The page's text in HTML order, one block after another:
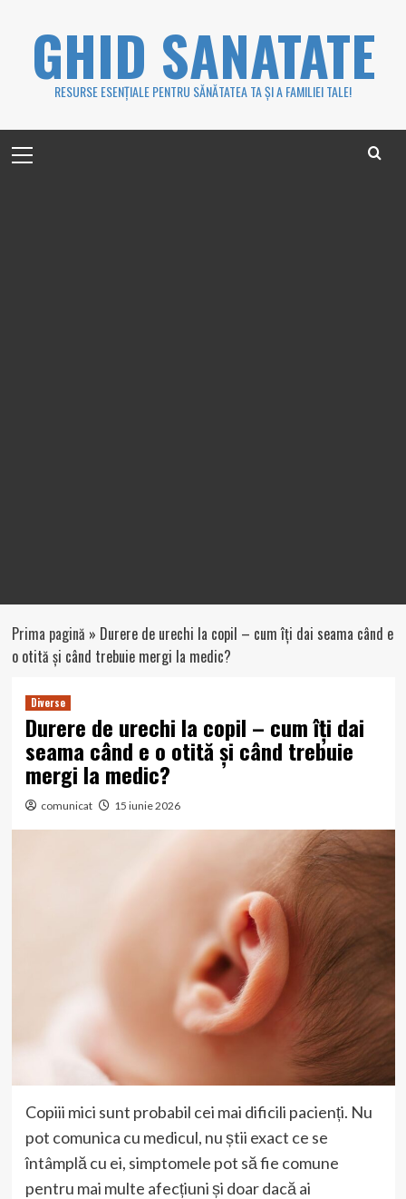
GHID SANATATE
RESURSE ESENȚIALE PENTRU SĂNĂTATEA TA ȘI A FAMILIEI TALE!
Menu
Prima pagină » Durere de urechi la copil – cum îți dai seama când e
o otită și când trebuie mergi la medic?
Diverse
Durere de urechi la copil – cum îți dai
seama când e o otită și când trebuie
mergi la medic?
comunicat 15 iunie 2026
Copiii mici sunt probabil cei mai dificili pacienți. Nu
pot comunica cu medicul, nu știi exact ce se
întâmplă cu ei, simptomele pot să fie comune
pentru mai multe afecțiuni și doar dacă ai